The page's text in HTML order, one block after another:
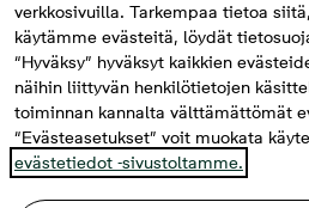
verkkosivuilla. Tarkempaa tietoa
käytämme evästeitä, löydät
“Hyväksy” hyväksyt kaikkien
näihin liittyvän henkilötietojen
toiminnan kannalta välttämättömät
“Evästeasetukset” voit muokata
evästetiedot -sivustoltamme.